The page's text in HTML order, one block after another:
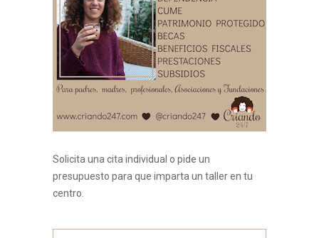
Solicita una cita individual o pide un
presupuesto para que imparta un taller en tu
centro.